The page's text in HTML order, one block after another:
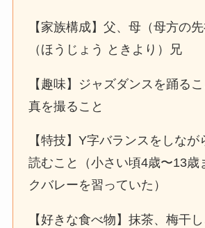
【家族構成】父、母（母方の
（ほうじょう ときより）兄
【趣味】ジャズダンスを踊る
真を撮ること
【特技】Y字バランスをしなが
読むこと（小さい頃4歳〜13歳
クバレーを習っていた）
【好きな食べ物】抹茶、梅干